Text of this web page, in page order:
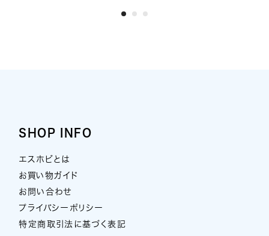
SHOP INFO
エスホビとは
お買い物ガイド
お問い合わせ
プライバシーポリシー
特定商取引法に基づく表記